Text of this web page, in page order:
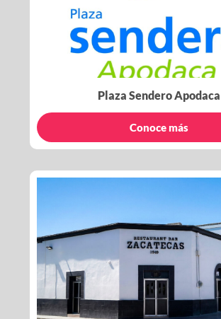
Plaza Sendero Apodaca
Conoce más